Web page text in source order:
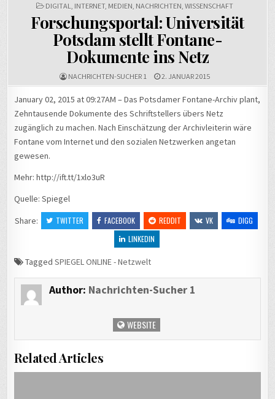
POSTED
DIGITAL, INTERNET, MEDIEN, NACHRICHTEN, WISSENSCHAFT
Forschungsportal: Universität
Potsdam stellt Fontane-
Dokumente ins Netz
NACHRICHTEN-SUCHER 1 2. JANUAR 2015
January 02, 2015 at 09:27AM – Das Potsdamer Fontane-Archiv plant,
Zehntausende Dokumente des Schriftstellers übers Netz
zugänglich zu machen. Nach Einschätzung der Archivleiterin wäre
Fontane vom Internet und den sozialen Netzwerken angetan
gewesen.
Mehr: http://ift.tt/1xlo3uR
Quelle: Spiegel
Share:
TWITTER FACEBOOK REDDIT VK
DIGG
LINKEDIN
TaggedSPIEGEL ONLINE - Netzwelt
Author: Nachrichten-Sucher 1
WEBSITE
Related Articles